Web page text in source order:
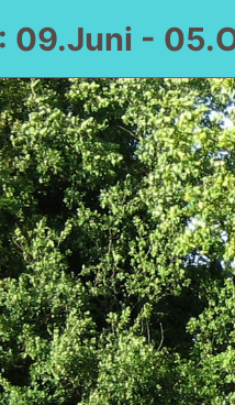
09.Juni -